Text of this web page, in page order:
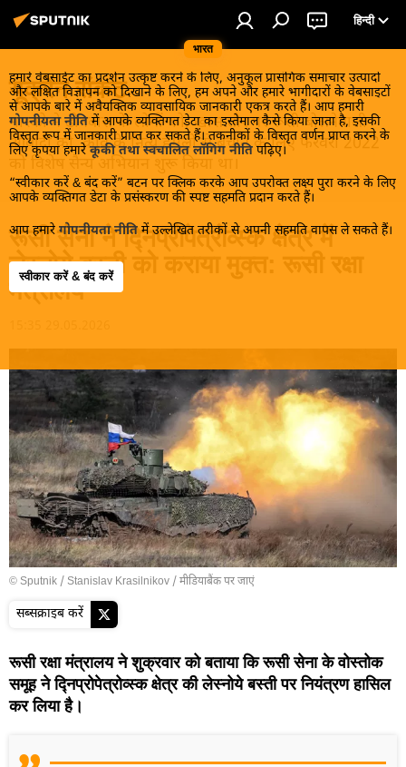
भारत
हिन्दी
हमारे वेबसाईट का प्रदर्शन उत्कृष्ट करने के लिए, अनुकूल प्रासंगिक समाचार उत्पादों
और लक्षित विज्ञापन को दिखाने के लिए, हम अपने और हमारे भागीदारों के वेबसाइटों
से आपके बारे में अवैयक्तिक व्यावसायिक जानकारी एकत्र करते हैं। आप हमारी
गोपनीयता नीति में आपके व्यक्तिगत डेटा का इस्तेमाल कैसे किया जाता है, इसकी
विस्तृत रूप में जानकारी प्राप्त कर सकते हैं। तकनीकों के विस्तृत वर्णन प्राप्त करने के
लिए कृपया हमारे कूकी तथा स्वचालित लॉगिंग नीति पढ़िए।
“स्वीकार करें & बंद करें” बटन पर क्लिक करके आप उपरोक्त लक्ष्य पुरा करने के लिए
आपके व्यक्तिगत डेटा के प्रसंस्करण की स्पष्ट सहमति प्रदान करते हैं।
आप हमारे गोपनीयता नीति में उल्लेखित तरीकों से अपनी सहमति वापस ले सकते हैं।
स्वीकार करें & बंद करें
यूक्रेन संकट
मास्को ने डोनबास के लोगों को, खास तौर पर रूसी बोलनेवाली
आबादी को, कीव के नित्य हमलों से बचाने के लिए फरवरी 2022
को विशेष सैन्य अभियान शुरू किया था।
रूसी सेना ने द्निप्रोपेत्रोव्स्क क्षेत्र में
लेस्नोये बस्ती को कराया मुक्त: रूसी रक्षा
मंत्रालय
© Sputnik / Stanislav Krasilnikov /मीडियाबैंक पर जाएं
सब्सक्राइब करें
रूसी रक्षा मंत्रालय ने शुक्रवार को बताया कि रूसी सेना के वोस्तोक
समूह ने द्निप्रोपेत्रोव्स्क क्षेत्र की लेस्नोये बस्ती पर नियंत्रण हासिल
कर लिया है।